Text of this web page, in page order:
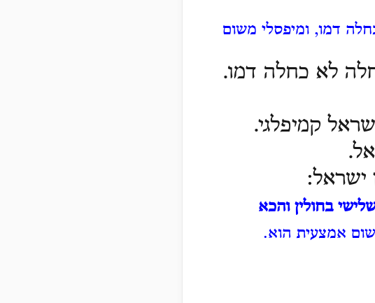
דמו, ומיפסלי משום
לא כחלה דמו.
קמיפלגי.
ישראל:
בחולין והכא
אמצעית הוא.